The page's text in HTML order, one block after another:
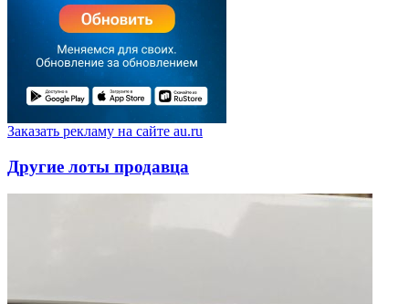
Заказать рекламу на сайте au.ru
Другие лоты продавца